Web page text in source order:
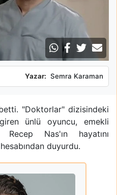
Yazar: Semra Karaman
"Doktorlar" dizisindeki
ünlü oyuncu, emekli
Nas'ın hayatını
duyurdu.